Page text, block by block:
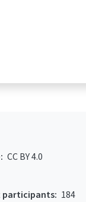
participants: 184
CC BY 4.0